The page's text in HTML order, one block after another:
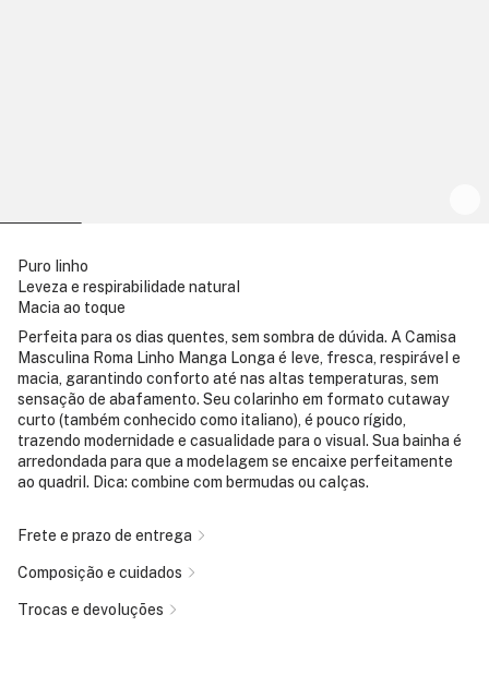
Puro linho
Leveza e respirabilidade natural
Macia ao toque
Perfeita para os dias quentes, sem sombra de dúvida. A Camisa
Masculina Roma Linho Manga Longa é leve, fresca, respirável e
macia, garantindo conforto até nas altas temperaturas, sem
sensação de abafamento. Seu colarinho em formato cutaway
curto (também conhecido como italiano), é pouco rígido,
trazendo modernidade e casualidade para o visual. Sua bainha é
arredondada para que a modelagem se encaixe perfeitamente
ao quadril. Dica: combine com bermudas ou calças.
Frete e prazo de entrega
Composição e cuidados
Trocas e devoluções